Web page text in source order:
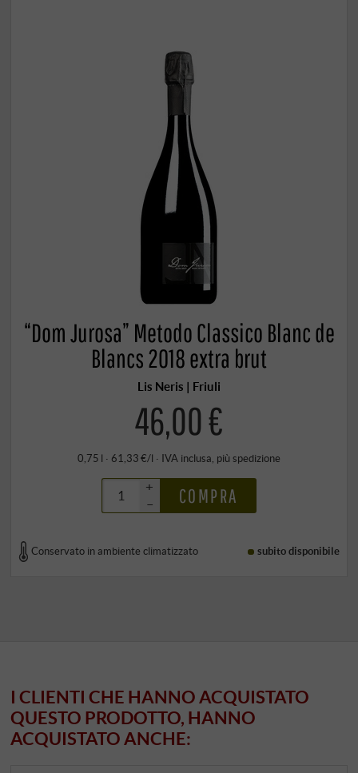
“Dom Jurosa” Metodo Classico Blanc de
Blancs 2018 extra brut
Lis Neris | Friuli
46,00 €
0,75 l · 61,33 €/l · IVA inclusa , più spedizione
+
–
COMPRA
Conservato in ambiente climatizzato subito disponibile
I CLIENTI CHE HANNO ACQUISTATO
QUESTO PRODOTTO, HANNO
ACQUISTATO ANCHE: